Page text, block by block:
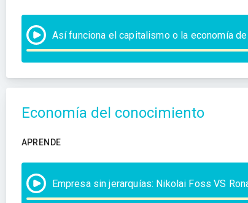
Así funciona el capitalismo o la economía
Economía del conocimiento
APRENDE
Empresa sin jerarquías: Nikolai Foss VS